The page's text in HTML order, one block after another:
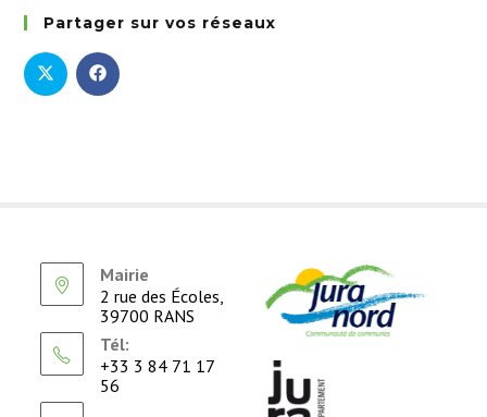
Partager sur vos réseaux
Mairie
2 rue des Écoles,
39700 RANS
Tél:
+33 3 84 71 17
56